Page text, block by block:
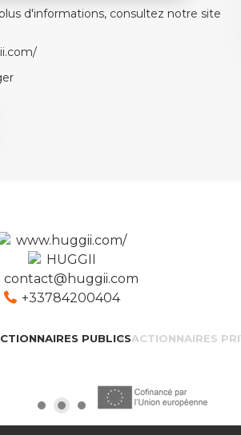
d'informations, consultez notre site
www.huggii.com/
HUGGII
contact@huggii.com
+33784200404
PUBLICSACTIONNAIRES